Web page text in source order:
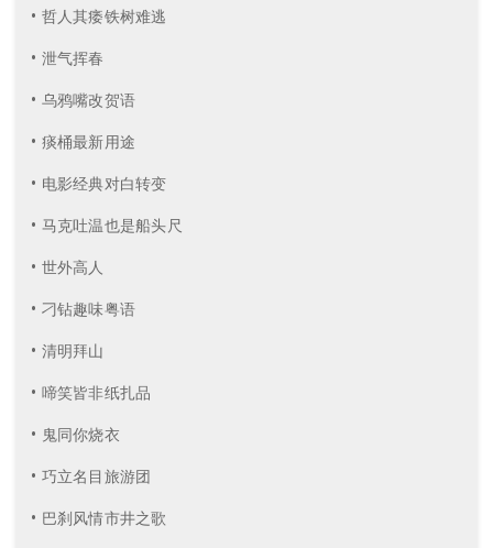
• 哲人其痿铁树难逃
• 泄气挥春
• 乌鸦嘴改贺语
• 痰桶最新用途
• 电影经典对白转变
• 马克吐温也是船头尺
• 世外高人
• 刁钻趣味粤语
• 清明拜山
• 啼笑皆非纸扎品
• 鬼同你烧衣
• 巧立名目旅游团
• 巴刹风情市井之歌